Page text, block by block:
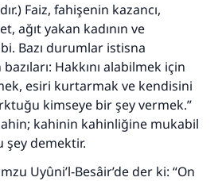
Faiz, fahişenin kazancı,
ağıt yakan kadının ve
Bazı durumlar istisna
Hakkını alabilmek için
esiri kurtarmak ve kendisini
kimseye bir şey vermek.”
; kahinin kahinliğine mukabil
şey demektir.
Uyûni’l-Besâir’de der ki: “On